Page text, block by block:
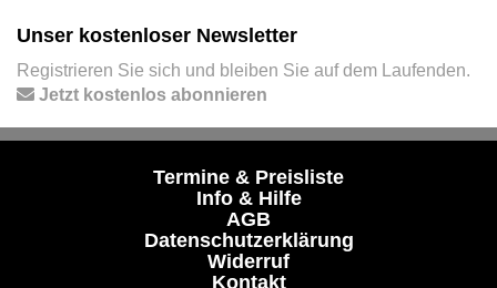
Unser kostenloser Newsletter
Registrieren Sie sich und bleiben Sie auf dem Laufenden.
Jetzt kostenlos abonnieren
Termine & Preisliste
Info & Hilfe
AGB
Datenschutzerklärung
Widerruf
Kontakt